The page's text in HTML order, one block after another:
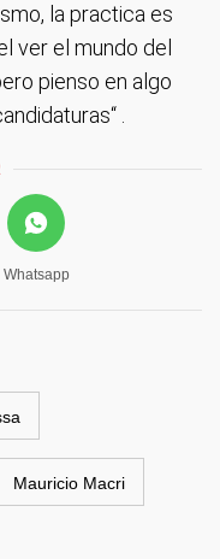
la practica es
ver el mundo del
pienso en algo
.
Whatsapp
Mauricio Macri